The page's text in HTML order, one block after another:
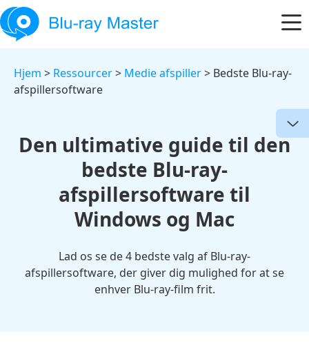
Hjem > Ressourcer> Medie afspiller> Bedste Blu-ray-
afspillersoftware
Den ultimative guide til den
bedste Blu-ray-
afspillersoftware til
Windows og Mac
Lad os se de 4 bedste valg af Blu-ray-
afspillersoftware, der giver dig mulighed for at se
enhver Blu-ray-film frit.